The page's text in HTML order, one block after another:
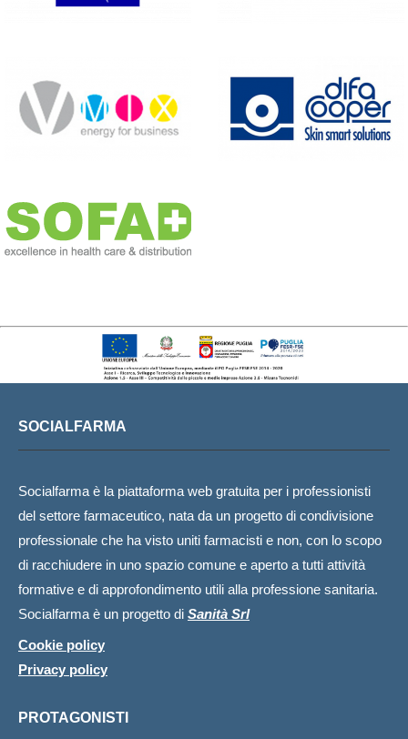
SOCIALFARMA
Socialfarma è la piattaforma web gratuita per i professionisti
del settore farmaceutico, nata da un progetto di condivisione
professionale che ha visto uniti farmacisti e non, con lo scopo
di racchiudere in uno spazio comune e aperto a tutti attività
formative e di approfondimento utili alla professione sanitaria.
Socialfarma è un progetto di Sanità Srl
Cookie policy
Privacy policy
PROTAGONISTI